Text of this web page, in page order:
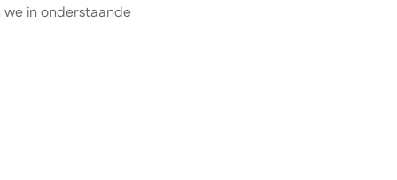
in onderstaande